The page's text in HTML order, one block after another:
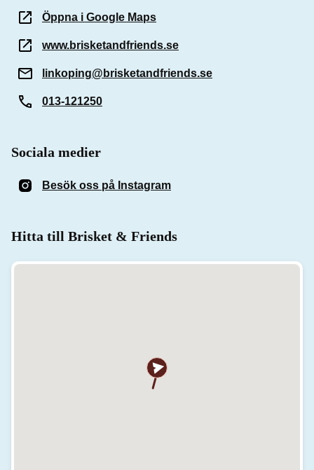
Öppna i Google Maps
www.brisketandfriends.se
linkoping@brisketandfriends.se
013-121250
Sociala medier
Besök oss på Instagram
Hitta till Brisket & Friends